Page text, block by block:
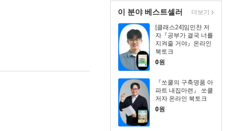
이 분야 베스트셀러
[클래스24]임민찬 저
자『공부가 결국 너를
지켜줄 거야』온라인
북토크
0원
『쏘쿨의 구축명품 아
파트 내집마련』 쏘쿨
저자 온라인 북토크
0원
더보기